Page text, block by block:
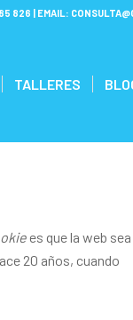
826 | EMAIL:
TALLERES
es que la web sea
20 años, cuando